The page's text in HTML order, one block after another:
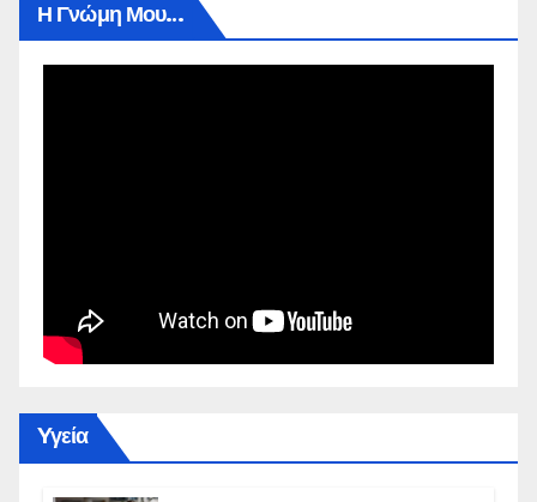
Η Γνώμη Μου…
Yγεία